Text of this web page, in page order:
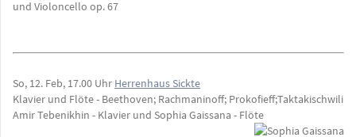
und Violoncello op. 67
So, 12. Feb, 17.00 Uhr Herrenhaus Sickte
Klavier und Flöte - Beethoven; Rachmaninoff; Prokofieff;Taktakischwili
Amir Tebenikhin - Klavier und Sophia Gaissana - Flöte